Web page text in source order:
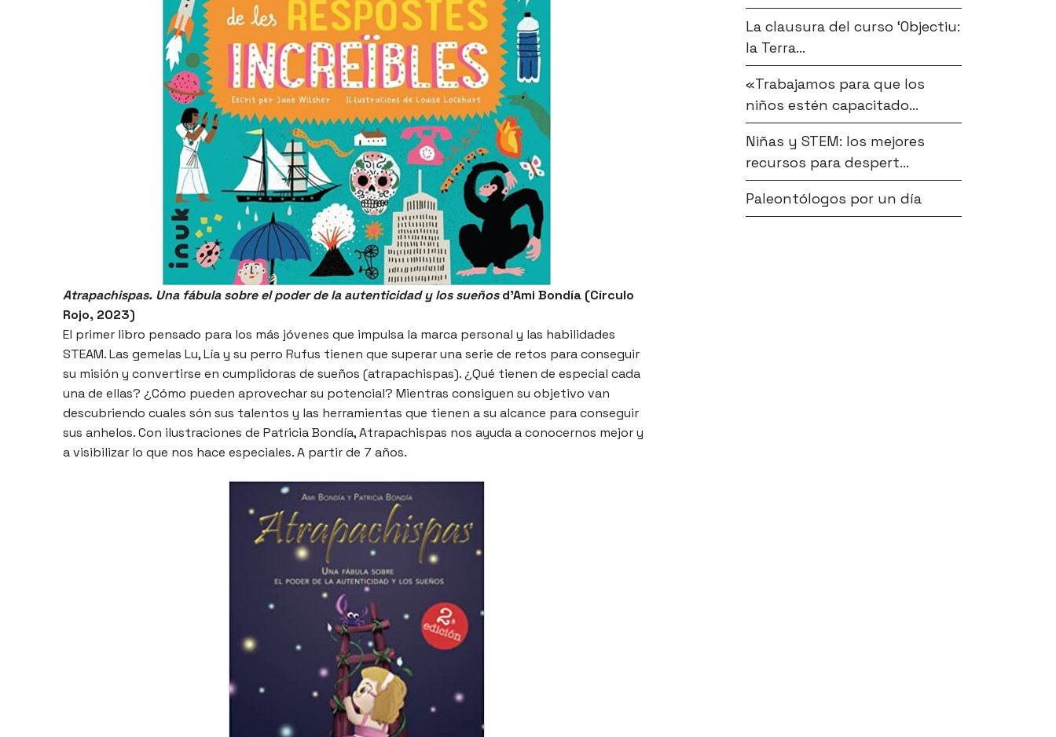
Atrapachispas. Una fábula sobre el poder de la autenticidad y los sueñosd’Ami Bondía (Círculo
Rojo, 2023)
El primer libro pensado para los más jóvenes que impulsa la marca personal y las habilidades
STEAM. Las gemelas Lu, Lía y su perro Rufus tienen que superar una serie de retos para conseguir
su misión y convertirse en cumplidoras de sueños (atrapachispas). ¿Qué tienen de especial cada
una de ellas? ¿Cómo pueden aprovechar su potencial? Mientras consiguen su objetivo van
descubriendo cuales són sus talentos y las herramientas que tienen a su alcance para conseguir
sus anhelos. Con ilustraciones de Patricia Bondía, Atrapachispas nos ayuda a conocernos mejor y
a visibilizar lo que nos hace especiales. A partir de 7 años.
La clausura del curso ‘Objectiu:
la Terra...
«Trabajamos para que los
niños estén capacitado...
Niñas y STEM: los mejores
recursos para despert...
Paleontólogos por un día